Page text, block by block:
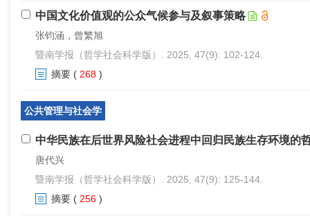
中国文化价值观的公众气候参与及叙事策略
张钧涵，曾繁旭
暨南学报（哲学社会科学版）. 2025, 47(9): 102-124.
摘要 ( 268 )
公共管理与社会学
中华民族在后世界风险社会进程中回归民族生存环境的
唐代兴
暨南学报（哲学社会科学版）. 2025, 47(9): 125-144.
摘要 ( 256 )